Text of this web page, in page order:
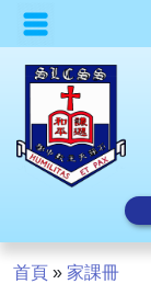
首頁 » 家課冊